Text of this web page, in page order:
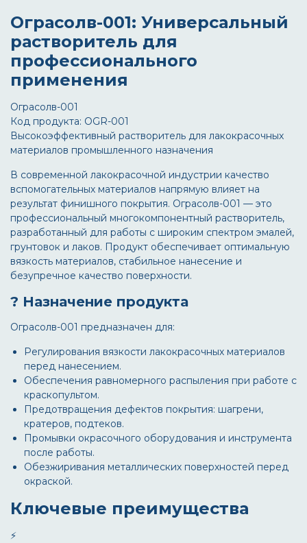
Ограсолв-001: Универсальный
растворитель для
профессионального
применения
Ограсолв-001
Код продукта: OGR-001
Высокоэффективный растворитель для лакокрасочных
материалов промышленного назначения
В современной лакокрасочной индустрии качество
вспомогательных материалов напрямую влияет на
результат финишного покрытия. Ограсолв-001 — это
профессиональный многокомпонентный растворитель,
разработанный для работы с широким спектром эмалей,
грунтовок и лаков. Продукт обеспечивает оптимальную
вязкость материалов, стабильное нанесение и
безупречное качество поверхности.
? Назначение продукта
Ограсолв-001 предназначен для:
Регулирования вязкости лакокрасочных материалов
перед нанесением.
Обеспечения равномерного распыления при работе с
краскопультом.
Предотвращения дефектов покрытия: шагрени,
кратеров, подтеков.
Промывки окрасочного оборудования и инструмента
после работы.
Обезжиривания металлических поверхностей перед
окраской.
Ключевые преимущества
⚡